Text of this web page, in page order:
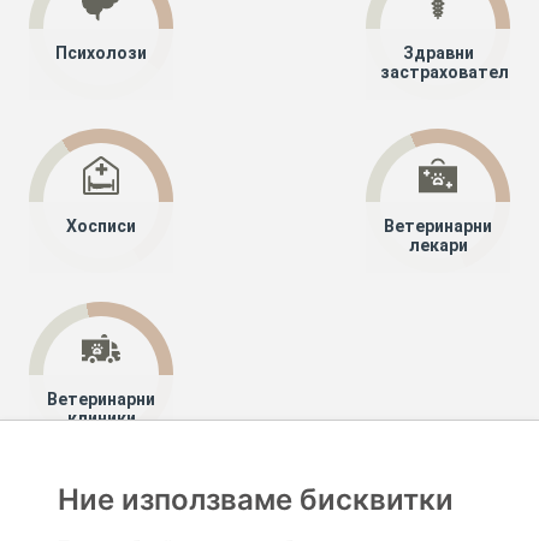
Психолози
Здравни
застрахователи
Хосписи
Ветеринарни
лекари
Ветеринарни
клиники
Специалисти
Ние използваме бисквитки